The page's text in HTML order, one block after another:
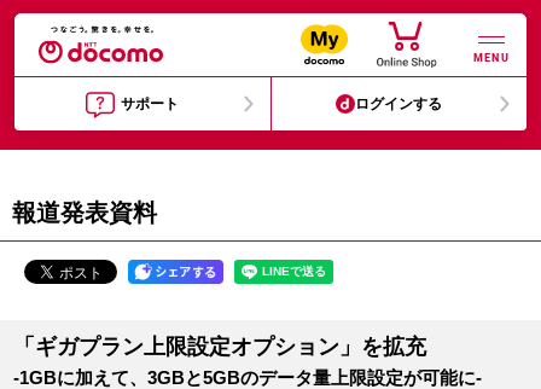
MENU
サポート ログインする
報道発表資料
「ギガプラン上限設定オプション」を拡充
-1GBに加えて、3GBと5GBのデータ量上限設定が可能に-